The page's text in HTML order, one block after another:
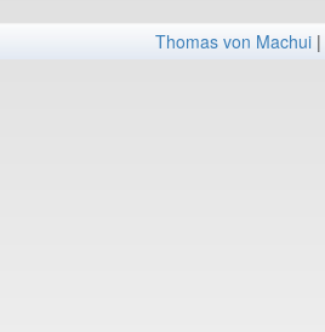
Thomas von Machui |